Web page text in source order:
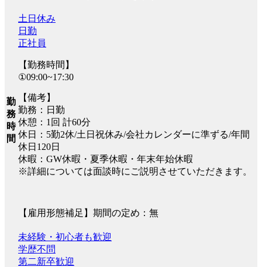
勤
務
時
間
土日休み
日勤
正社員
【勤務時間】
①09:00~17:30
【備考】
勤務：日勤
休憩：1回 計60分
休日：5勤2休/土日祝休み/会社カレンダーに準ずる/年間
休日120日
休暇：GW休暇・夏季休暇・年末年始休暇
※詳細については面談時にご説明させていただきます。
【雇用形態補足】期間の定め：無
未経験・初心者も歓迎
学歴不問
第二新卒歓迎